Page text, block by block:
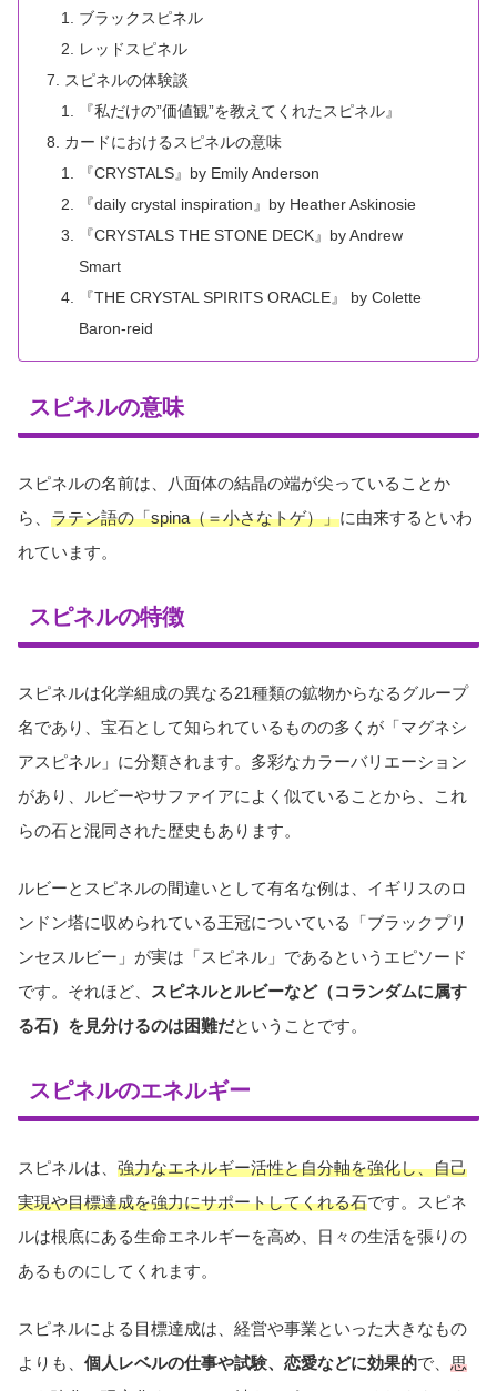
ブラックスピネル
レッドスピネル
スピネルの体験談
『私だけの”価値観”を教えてくれたスピネル』
カードにおけるスピネルの意味
『CRYSTALS』by Emily Anderson
『daily crystal inspiration』by Heather Askinosie
『CRYSTALS THE STONE DECK』by Andrew
Smart
『THE CRYSTAL SPIRITS ORACLE』 by Colette
Baron-reid
スピネルの意味
スピネルの名前は、八面体の結晶の端が尖っていることか
ら、 ラテン語の「spina（＝小さなトゲ）」に由来するといわ
れています。
スピネルの特徴
スピネルは化学組成の異なる21種類の鉱物からなるグループ
名であり、宝石として知られているものの多くが「マグネシ
アスピネル」に分類されます。多彩なカラーバリエーション
があり、ルビーやサファイアによく似ていることから、これ
らの石と混同された歴史もあります。
ルビーとスピネルの間違いとして有名な例は、イギリスのロ
ンドン塔に収められている王冠についている「ブラックプリ
ンセスルビー」が実は「スピネル」であるというエピソード
です。それほど、 スピネルとルビーなど（コランダムに属す
る石）を見分けるのは困難だということです。
スピネルのエネルギー
スピネルは、 強力なエネルギー活性と自分軸を強化し、自己
実現や目標達成を強力にサポートしてくれる石です。スピネ
ルは根底にある生命エネルギーを高め、日々の生活を張りの
あるものにしてくれます。
スピネルによる目標達成は、経営や事業といった大きなもの
よりも、 個人レベルの仕事や試験、恋愛などに効果的で、 思